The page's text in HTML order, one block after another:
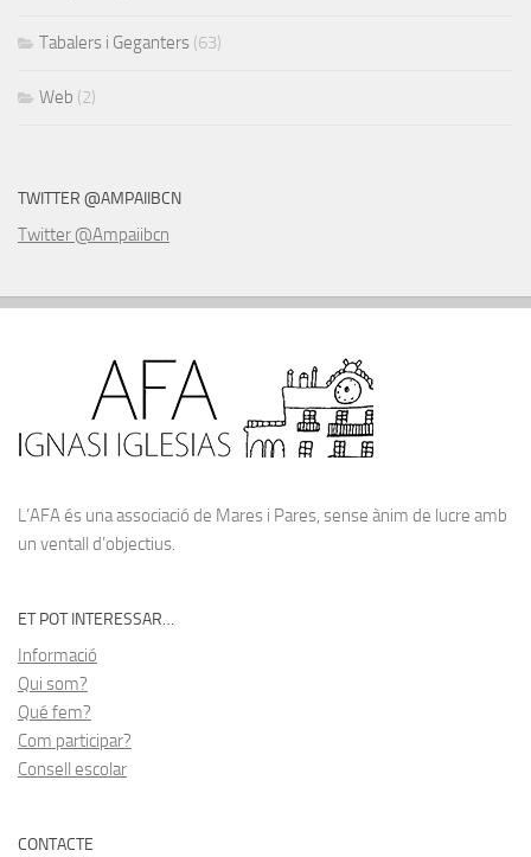
Tabalers i Geganters (63)
Web (2)
TWITTER @AMPAIIBCN
Twitter @Ampaiibcn
L’AFA és una associació de Mares i Pares, sense ànim de lucre amb
un ventall d’objectius.
ET POT INTERESSAR…
Informació
Qui som?
Qué fem?
Com participar?
Consell escolar
CONTACTE